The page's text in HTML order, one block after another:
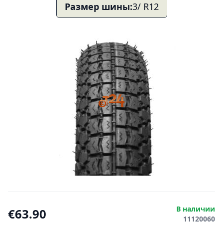
Размер шины:3/ R12
€63.90
В наличии
11120060